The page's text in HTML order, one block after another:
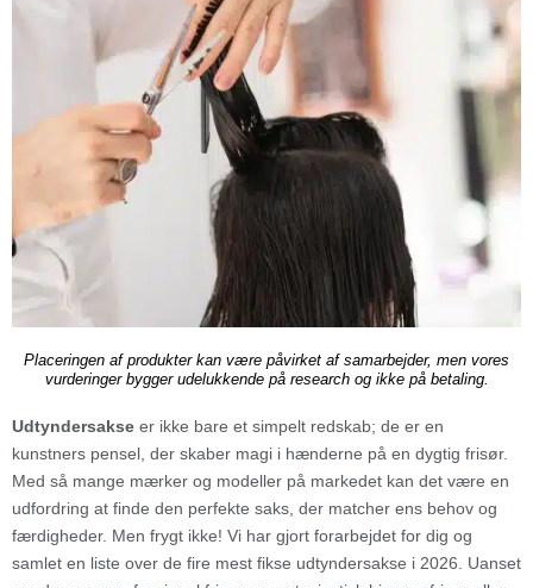
Placeringen af produkter kan være påvirket af samarbejder, men vores
vurderinger bygger udelukkende på research og ikke på betaling.
Udtyndersakse er ikke bare et simpelt redskab; de er en
kunstners pensel, der skaber magi i hænderne på en dygtig frisør.
Med så mange mærker og modeller på markedet kan det være en
udfordring at finde den perfekte saks, der matcher ens behov og
færdigheder. Men frygt ikke! Vi har gjort forarbejdet for dig og
samlet en liste over de fire mest fikse udtyndersakse i 2026. Uanset